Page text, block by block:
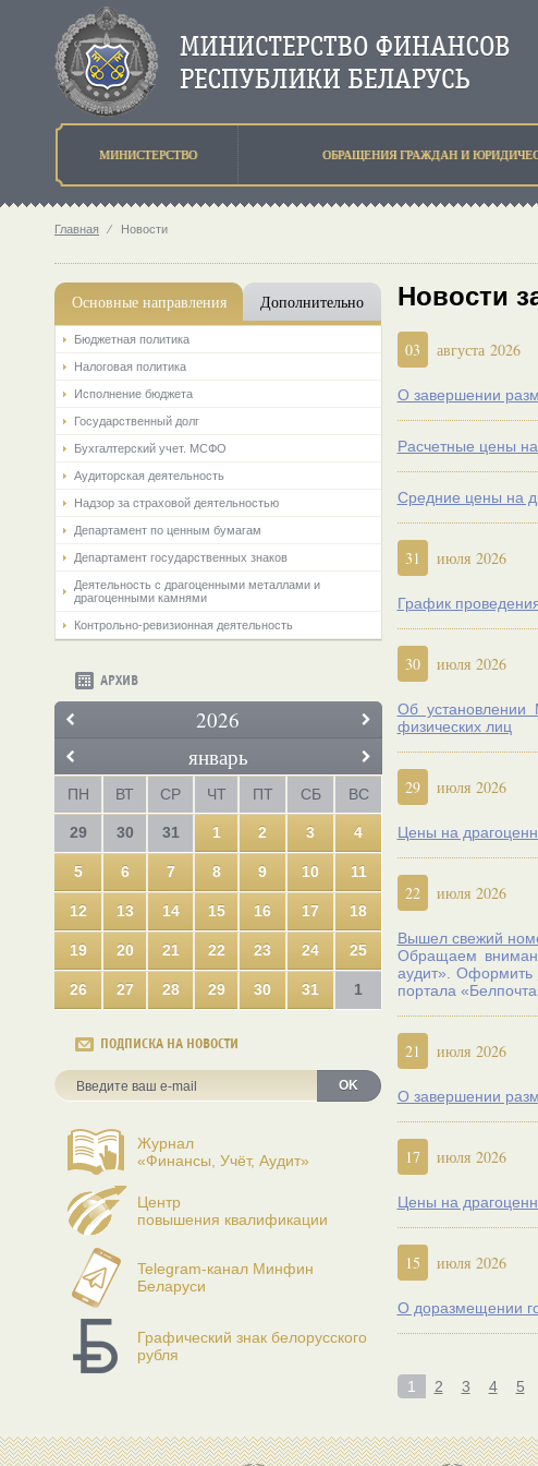
МИНИСТЕРСТВО ОБРАЩЕНИЯ ГРАЖДАН И
Главная ⁄ Новости
Основные направления Дополнительно
Бюджетная политика
Налоговая политика
Исполнение бюджета
Государственный долг
Бухгалтерский учет. МСФО
Аудиторская деятельность
Надзор за страховой деятельностью
Департамент по ценным бумагам
Департамент государственных знаков
Деятельность с драгоценными металлами и
драгоценными камнями
Контрольно-ревизионная деятельность
АРХИВ
2026
январь
ПН ВТ СР ЧТ ПТ СБ ВС
29 30 31 1 2 3 4
5 6 7 8 9 10 11
12 13 14 15 16 17 18
19 20 21 22 23 24 25
26 27 28 29 30 31 1
ПОДПИСКА НА НОВОСТИ
OK
Журнал
«Финансы, Учёт, Аудит»
Центр
повышения квалификации
Telegram-канал Минфин
Беларуси
Графический знак белорусского
рубля
Новости
03 августа 2026
О завершении
Расчетные цены
Средние цены на
31 июля 2026
График
30 июля 2026
Об
физических лиц
29 июля 2026
Цены на
22 июля 2026
Вышел свежий
Обращаем
аудит». Оформить
портала
21 июля 2026
О завершении
17 июля 2026
Цены на
15 июля 2026
О доразмещении
1 2 3 4 5